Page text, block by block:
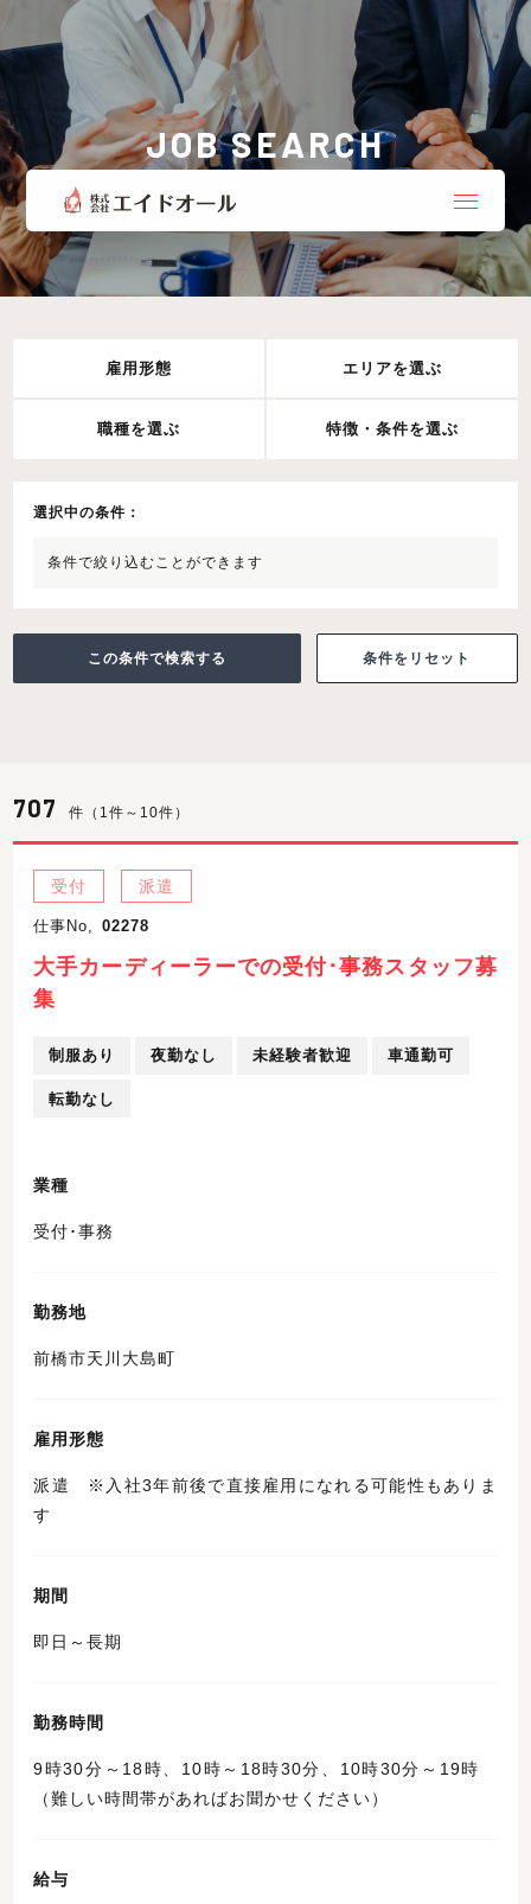
JOB SEARCH
雇用形態 エリアを選ぶ
職種を選ぶ 特徴・条件を選ぶ
選択中の条件：
条件で絞り込むことができます
条件をリセット
707 件（1件～10件）
受付 派遣
仕事No, 02278
大手カーディーラーでの受付･事務スタッフ募
集
制服あり 夜勤なし 未経験者歓迎 車通勤可
転勤なし
業種
受付･事務
勤務地
前橋市天川大島町
雇用形態
派遣 ※入社3年前後で直接雇用になれる可能性もありま
す
期間
即日～長期
勤務時間
9時30分～18時、10時～18時30分、10時30分～19時
（難しい時間帯があればお聞かせください）
給与